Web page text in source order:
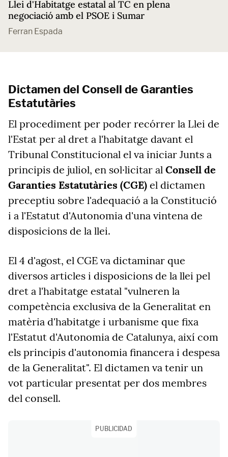
Llei d'Habitatge estatal al TC en plena
negociació amb el PSOE i Sumar
Ferran Espada
Dictamen del Consell de Garanties
Estatutàries
El procediment per poder recórrer la Llei de
l'Estat per al dret a l'habitatge davant el
Tribunal Constitucional el va iniciar Junts a
principis de juliol, en sol·licitar al Consell de
Garanties Estatutàries (CGE) el dictamen
preceptiu sobre l'adequació a la Constitució
i a l'Estatut d'Autonomia d'una vintena de
disposicions de la llei.
El 4 d'agost, el CGE va dictaminar que
diversos articles i disposicions de la llei pel
dret a l'habitatge estatal "vulneren la
competència exclusiva de la Generalitat en
matèria d'habitatge i urbanisme que fixa
l'Estatut d'Autonomia de Catalunya, així com
els principis d'autonomia financera i despesa
de la Generalitat". El dictamen va tenir un
vot particular presentat per dos membres
del consell.
PUBLICIDAD